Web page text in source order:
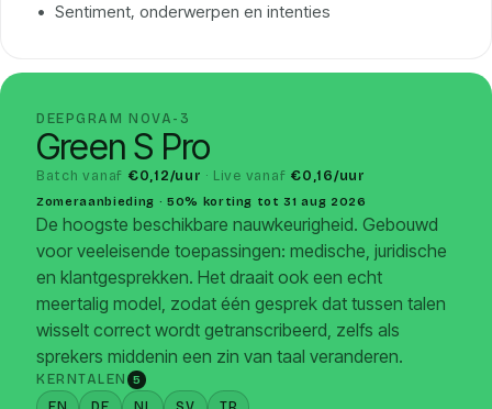
Sentiment, onderwerpen en intenties
DEEPGRAM NOVA-3
Green S Pro
Batch vanaf €0,12/uur · Live vanaf €0,16/uur
Zomeraanbieding · 50% korting tot 31 aug 2026
De hoogste beschikbare nauwkeurigheid. Gebouwd
voor veeleisende toepassingen: medische, juridische
en klantgesprekken. Het draait ook een echt
meertalig model, zodat één gesprek dat tussen talen
wisselt correct wordt getranscribeerd, zelfs als
sprekers middenin een zin van taal veranderen.
KERNTALEN 5